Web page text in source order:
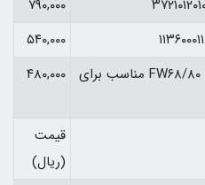
۷۹۰,۰۰۰
۵۴۰,۰۰۰
فیلتر روغن خودروی کاسپین مدل FW۶۸/۸۰ مناسب برای
۴۸۰,۰۰۰
قیمت
(ریال)